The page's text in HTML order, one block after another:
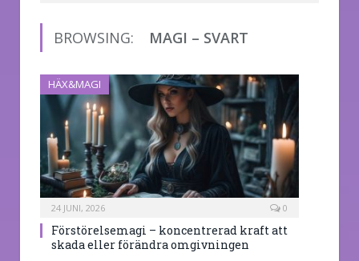
BROWSING: MAGI – SVART
HÄX&MAGI
24 JUNI, 2026 0
Förstörelsemagi – koncentrerad kraft att
skada eller förändra omgivningen